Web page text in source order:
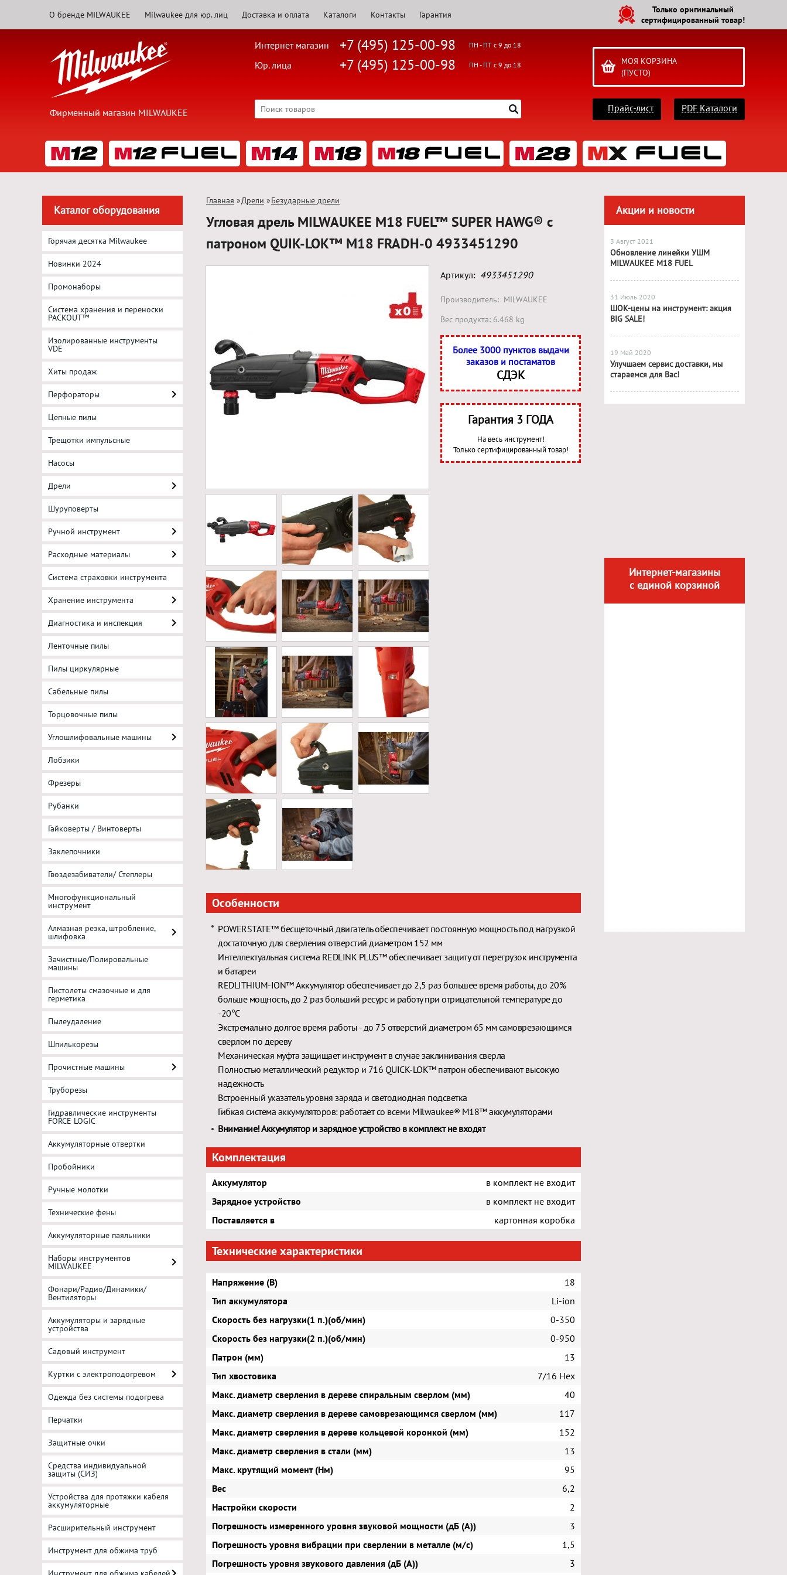
О бренде MILWAUKEE Milwaukee для юр. лиц Доставка и оплата Каталоги Контакты Гарантия
Только оригинальный
сертифицированный товар!
Фирменный магазин MILWAUKEE
Интернет магазин +7 (495) 125-00-98 ПН - ПТ с 9 до 18
Юр. лица +7 (495) 125-00-98 ПН - ПТ с 9 до 18
МОЯ КОРЗИНА
(ПУСТО)
Прайс-лист PDF Каталоги
Каталог оборудования
Горячая десятка Milwaukee
Новинки 2024
Промонаборы
Система хранения и переноски
PACKOUT™
Изолированные инструменты
VDE
Хиты продаж
Перфораторы
Цепные пилы
Трещотки импульсные
Насосы
Дрели
Шуруповерты
Ручной инструмент
Расходные материалы
Система страховки инструмента
Хранение инструмента
Диагностика и инспекция
Ленточные пилы
Пилы циркулярные
Сабельные пилы
Торцовочные пилы
Углошлифовальные машины
Лобзики
Фрезеры
Рубанки
Гайковерты / Винтоверты
Заклепочники
Гвоздезабиватели/ Степлеры
Многофункциональный
инструмент
Алмазная резка, штробление,
шлифовка
Зачистные/Полировальные
машины
Пистолеты смазочные и для
герметика
Пылеудаление
Шпилькорезы
Прочистные машины
Труборезы
Гидравлические инструменты
FORCE LOGIC
Аккумуляторные отвертки
Пробойники
Ручные молотки
Технические фены
Аккумуляторные паяльники
Наборы инструментов
MILWAUKEE
Фонари/Радио/Динамики/
Вентиляторы
Аккумуляторы и зарядные
устройства
Садовый инструмент
Куртки с электроподогревом
Одежда без системы подогрева
Перчатки
Защитные очки
Средства индивидуальной
защиты (СИЗ)
Устройства для протяжки кабеля
аккумуляторные
Расширительный инструмент
Инструмент для обжима труб
Главная »Дрели »Безударные дрели
Угловая дрель MILWAUKEE M18 FUEL™ SUPER HAWG® с
патроном QUIK-LOK™ M18 FRADH-0 4933451290
Артикул: 4933451290
Производитель: MILWAUKEE
Вес продукта: 6.468 kg
Более 3000 пунктов выдачи
заказов и постаматов
СДЭК
Гарантия 3 ГОДА
На весь инструмент!
Только сертифицированный товар!
Особенности
POWERSTATE™ бесщеточный двигатель обеспечивает постоянную мощность под нагрузкой
достаточную для сверления отверстий диаметром 152 мм
Интеллектуальная система REDLINK PLUS™ обеспечивает защиту от перегрузок инструмента
и батареи
REDLITHIUM-ION™ Аккумулятор обеспечивает до 2,5 раз большее время работы, до 20%
больше мощность, до 2 раз больший ресурс и работу при отрицательной температуре до
-20°С
Экстремально долгое время работы - до 75 отверстий диаметром 65 мм самоврезающимся
сверлом по дереву
Механическая муфта защищает инструмент в случае заклинивания сверла
Полностью металлический редуктор и 716 QUICK-LOK™ патрон обеспечивают высокую
надежность
Встроенный указатель уровня заряда и светодиодная подсветка
Гибкая система аккумуляторов: работает со всеми Milwaukee® М18™ аккумуляторами
Внимание! Аккумулятор и зарядное устройство в комплект не входят
Комплектация
Аккумулятор
в комплект не входит
Зарядное устройство
в комплект не входит
Поставляется в
картонная коробка
Технические характеристики
Напряжение (В)
18
Тип аккумулятора
Li-ion
Скорость без нагрузки(1 п.)(об/мин)
0-350
Скорость без нагрузки(2 п.)(об/мин)
0-950
Патрон (мм)
13
Тип хвостовика
7/16 Hex
Макс. диаметр сверления в дереве спиральным сверлом (мм)
40
Макс. диаметр сверления в дереве самоврезающимся сверлом (мм)
117
Макс. диаметр сверления в дереве кольцевой коронкой (мм)
152
Макс. диаметр сверления в стали (мм)
13
Макс. крутящий момент (Нм)
95
Вес
6,2
Настройки скорости
2
Погрешность измеренного уровня звуковой мощности (дБ (А))
3
Погрешность уровня вибрации при сверлении в металле (м/с)
1,5
Погрешность уровня звукового давления (дБ (А))
3
Акции и новости
3 Август 2021
Обновление линейки УШМ
MILWAUKEE M18 FUEL
31 Июль 2020
ШОК-цены на инструмент: акция
BIG SALE!
19 Май 2020
Улучшаем сервис доставки, мы
стараемся для Вас!
Интернет-магазины
с единой корзиной